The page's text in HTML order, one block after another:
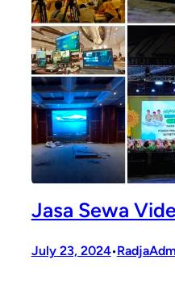
Jasa Sewa
July 23, 2024•